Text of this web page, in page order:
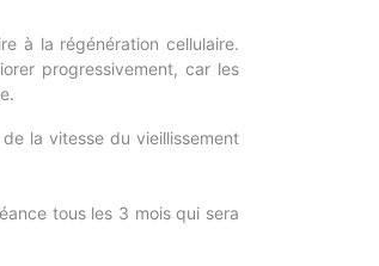
à la régénération cellulaire.
progressivement, car les
la vitesse du vieillissement
tous les 3 mois qui sera